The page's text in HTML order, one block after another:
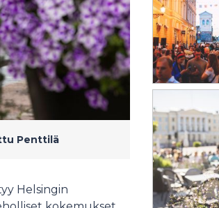
Penttilä
Helsingin